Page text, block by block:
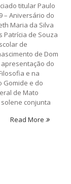
titular Paulo
– Aniversário do
Maria da Silva
Patrícia de Souza
de
de Dom
apresentação do
e na
Gomide e do
de Mato
conjunta
Read More